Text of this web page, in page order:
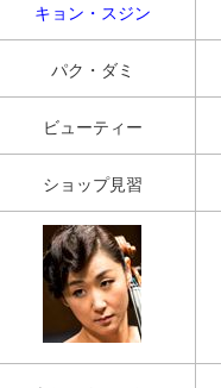
キョン・スジン
パク・ダミ
ビューティー
ショップ見習